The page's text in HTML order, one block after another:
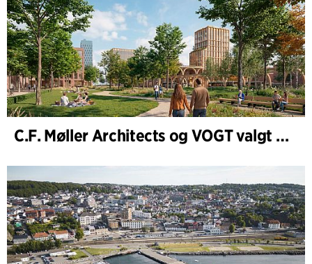
C.F. Møller Architects og VOGT valgt til å forme fremtidens Hamburg-Altona